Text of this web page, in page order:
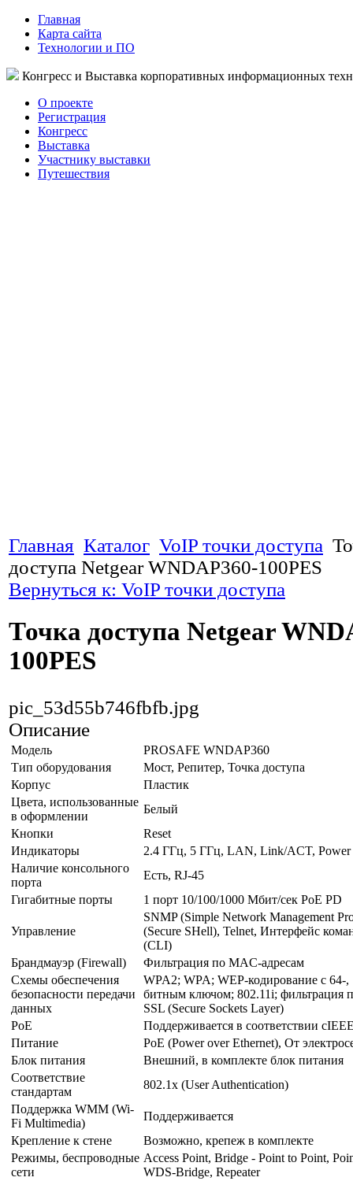
Главная
Карта сайта
Технологии и ПО
Конгресс и Выставка корпоративных информационных
О проекте
Регистрация
Конгресс
Выставка
Участнику выставки
Путешествия
Главная Каталог VoIP точки доступа
доступа Netgear WNDAP360-100PES
Вернуться к: VoIP точки доступа
Точка доступа Netgear
100PES
pic_53d55b746fbfb.jpg
Описание
Модель
PROSAFE WNDAP360
Тип оборудования
Мост, Репитер, Точка доступа
Корпус
Пластик
Цвета, использованные
в оформлении
Белый
Кнопки
Reset
Индикаторы
2.4 ГГц, 5 ГГц, LAN, Link/ACT, Power
Наличие консольного
порта
Есть, RJ-45
Гигабитные порты
1 порт 10/100/1000 Мбит/сек PoE PD
Управление
SNMP (Simple Network Management
(Secure SHell), Telnet, Интерфейс
(CLI)
Брандмауэр (Firewall)
Фильтрация по MAC-адресам
Схемы обеспечения
безопасности передачи
данных
WPA2; WPA; WEP-кодирование с 64-
битным ключом; 802.11i; фильтрация
SSL (Secure Sockets Layer)
PoE
Поддерживается в соответствии
Питание
PoE (Power over Ethernet), От
Блок питания
Внешний, в комплекте блок питания
Соответствие
стандартам
802.1x (User Authentication)
Поддержка WMM (Wi-
Fi Multimedia)
Поддерживается
Крепление к стене
Возможно, крепеж в комплекте
Режимы, беспроводные
сети
Access Point, Bridge - Point to Point,
WDS-Bridge, Repeater